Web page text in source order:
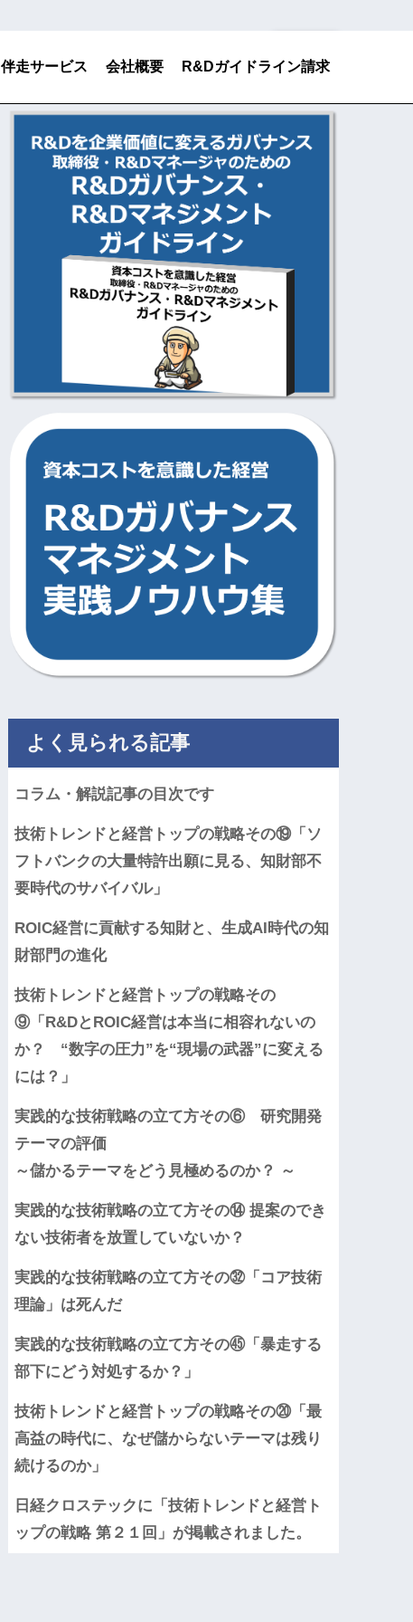
伴走サービス 会社概要 R&Dガイドライン請求
よく見られる記事
コラム・解説記事の目次です
技術トレンドと経営トップの戦略その⑲「ソ
フトバンクの大量特許出願に見る、知財部不
要時代のサバイバル」
ROIC経営に貢献する知財と、生成AI時代の知
財部門の進化
技術トレンドと経営トップの戦略その
⑨「R&DとROIC経営は本当に相容れないの
か？ “数字の圧力”を“現場の武器”に変える
には？」
実践的な技術戦略の立て方その⑥ 研究開発
テーマの評価
～儲かるテーマをどう見極めるのか？ ～
実践的な技術戦略の立て方その⑭ 提案のでき
ない技術者を放置していないか？
実践的な技術戦略の立て方その㉜「コア技術
理論」は死んだ
実践的な技術戦略の立て方その㊺「暴走する
部下にどう対処するか？」
技術トレンドと経営トップの戦略その⑳「最
高益の時代に、なぜ儲からないテーマは残り
続けるのか」
日経クロステックに「技術トレンドと経営ト
ップの戦略 第２１回」が掲載されました。